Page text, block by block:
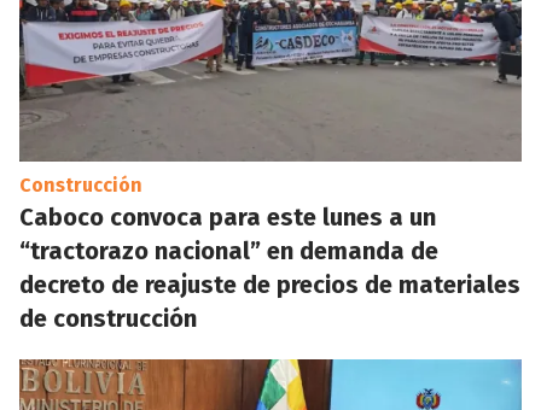
Construcción
Caboco convoca para este lunes a un
“tractorazo nacional” en demanda de
decreto de reajuste de precios de materiales
de construcción